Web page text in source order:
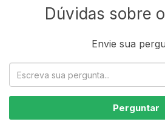
Dúvidas sobre
Envie sua
Perguntar